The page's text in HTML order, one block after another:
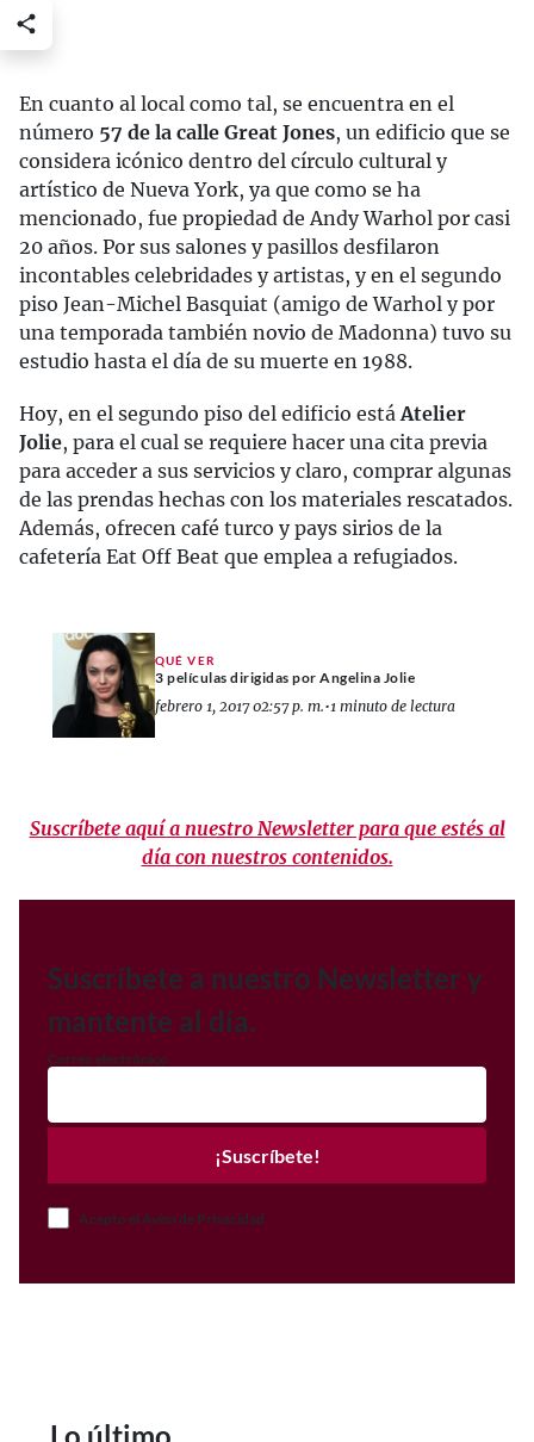
En cuanto al local como tal, se encuentra en el
número 57 de la calle Great Jones, un edificio que se
considera icónico dentro del círculo cultural y
artístico de Nueva York, ya que como se ha
mencionado, fue propiedad de Andy Warhol por casi
20 años. Por sus salones y pasillos desfilaron
incontables celebridades y artistas, y en el segundo
piso Jean-Michel Basquiat (amigo de Warhol y por
una temporada también novio de Madonna) tuvo su
estudio hasta el día de su muerte en 1988.
Hoy, en el segundo piso del edificio estáAtelier
Jolie, para el cual se requiere hacer una cita previa
para acceder a sus servicios y claro, comprar algunas
de las prendas hechas con los materiales rescatados.
Además, ofrecen café turco y pays sirios de la
cafetería Eat Off Beat que emplea a refugiados.
QUÉ VER
3 películas dirigidas por Angelina Jolie
febrero 1, 2017 02:57 p. m.•1 minuto de lectura
Suscríbete aquí a nuestro Newsletter para que estés al
día con nuestros contenidos.
Suscríbete a nuestro Newsletter y
mantente al día.
Correo electrónico
¡Suscríbete!
Acepto el Aviso de Privacidad